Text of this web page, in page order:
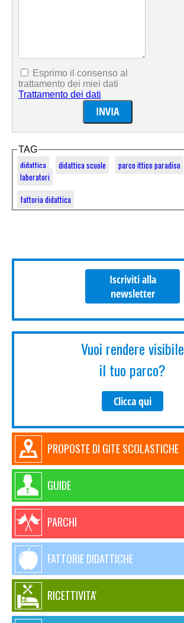
Esprimo il consenso al
trattamento dei miei dati
Trattamento dei dati
TAG
didattica didattica scuole parco ittico paradiso
laboratori
fattoria didattica
Iscriviti alla
newsletter
Vuoi rendere visibile
il tuo parco?
Clicca qui
PROPOSTE DI GITE SCOLASTICHE
GUIDE
PARCHI
FATTORIE DIDATTICHE
RICETTIVITA'